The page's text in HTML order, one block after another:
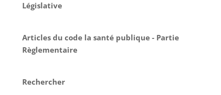
Législative
Articles du code la santé publique - Partie
Règlementaire
Rechercher